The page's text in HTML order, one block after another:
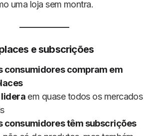
uma loja sem montra.
e subscrições
consumidores compram em
em quase todos os mercados
consumidores têm subscrições